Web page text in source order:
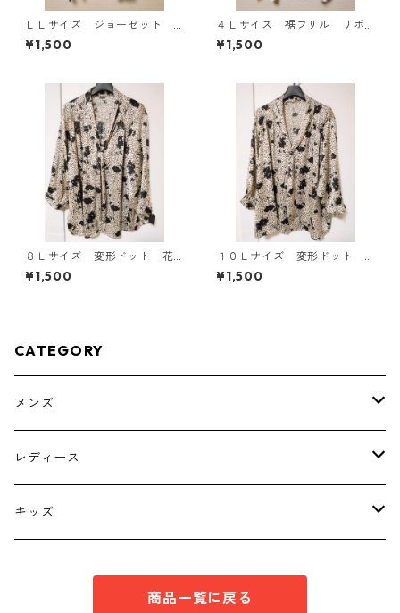
ＬＬサイズ ジョーゼット
レイヤード風プルオーバー
ブラック KAE-4785
¥1,500
４Ｌサイズ 裾フリル リボ
ン付きタンクトップ オフホ
ワイト KAE-4780
¥1,500
８Ｌサイズ 変形ドット 花
柄 ボウタイブラウス オフ
ホワイト KAE-4769
¥1,500
１０Ｌサイズ 変形ドット
花柄 ボウタイブラウス オ
フホワイト KAE-4777
¥1,500
CATEGORY
メンズ
トップス
ボトムス
レディース
トップス
キッズ
商品一覧に戻る